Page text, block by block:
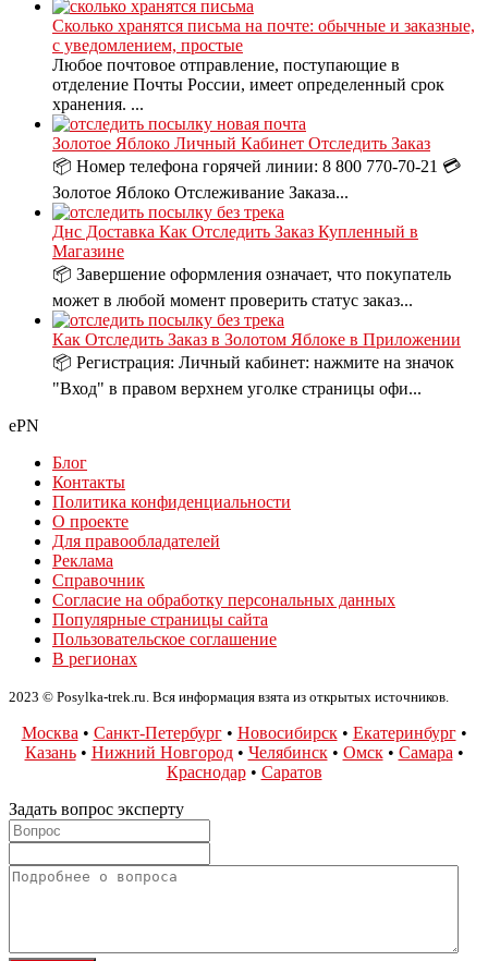
Сколько хранятся письма на почте: обычные и заказные,
с уведомлением, простые
Любое почтовое отправление, поступающие в
отделение Почты России, имеет определенный срок
хранения. ...
Золотое Яблоко Личный Кабинет Отследить Заказ
📦 Номер телефона горячей линии: 8 800 770-70-21 💳
Золотое Яблоко Отслеживание Заказа...
Днс Доставка Как Отследить Заказ Купленный в
Магазине
📦 Завершение оформления означает, что покупатель
может в любой момент проверить статус заказ...
Как Отследить Заказ в Золотом Яблоке в Приложении
📦 Регистрация: Личный кабинет: нажмите на значок
"Вход" в правом верхнем уголке страницы офи...
ePN
Блог
Контакты
Политика конфиденциальности
О проекте
Для правообладателей
Реклама
Справочник
Согласие на обработку персональных данных
Популярные страницы сайта
Пользовательское соглашение
В регионах
2023 © Posylka-trek.ru. Вся информация взята из открытых источников.
Москва • Санкт-Петербург• Новосибирск• Екатеринбург•
Казань• Нижний Новгород• Челябинск• Омск• Самара •
Краснодар• Саратов
Задать вопрос эксперту